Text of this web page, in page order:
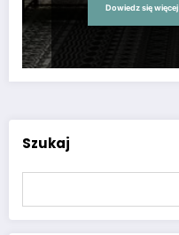
Dowiedz się więcej
Szukaj